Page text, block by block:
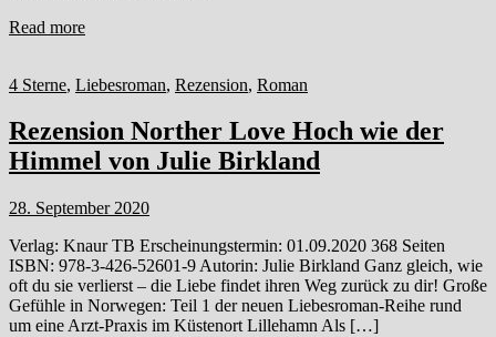
Read more
4 Sterne, Liebesroman, Rezension, Roman
Rezension Norther Love Hoch wie der
Himmel von Julie Birkland
28. September 2020
Verlag: Knaur TB Erscheinungstermin: 01.09.2020 368 Seiten
ISBN: 978-3-426-52601-9 Autorin: Julie Birkland Ganz gleich, wie
oft du sie verlierst – die Liebe findet ihren Weg zurück zu dir! Große
Gefühle in Norwegen: Teil 1 der neuen Liebesroman-Reihe rund
um eine Arzt-Praxis im Küstenort Lillehamn Als […]